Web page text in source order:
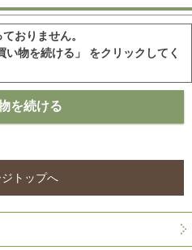
おりません。
物を続ける」 をクリックしてく
トップへ